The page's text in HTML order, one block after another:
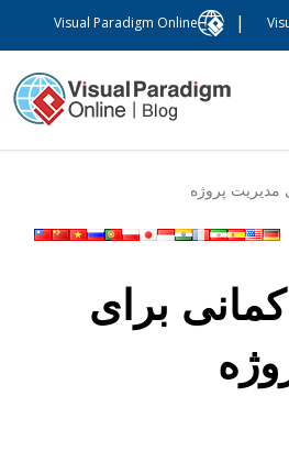
Visual Paradigm Online
پروژه
برای